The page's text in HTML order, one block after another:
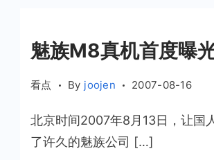
魅族M8真机首度曝
看点 By joojen 2007-08-16
北京时间2007年8月13日，让国
了许久的魅族公司 […]